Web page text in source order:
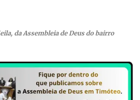
da Assembleia de Deus do bairro